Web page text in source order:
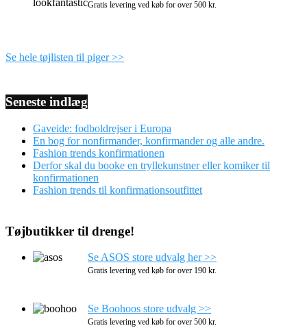
Gratis levering ved køb for over 500 kr.
Se hele tøjlisten til piger >>
Seneste indlæg
Gaveide: fodboldrejser i Europa
En bog for nonfirmander, konfirmander og alle andre.
Fashion trends konfirmationen
Derfor skal du booke en tryllekunstner eller komiker til
konfirmationen
Fashion trends til konfirmationsoutfittet
Tøjbutikker til drenge!
Se ASOS store udvalg her >>
Gratis levering ved køb for over 190 kr.
Se Boohoos store udvalg >>
Gratis levering ved køb for over 500 kr.